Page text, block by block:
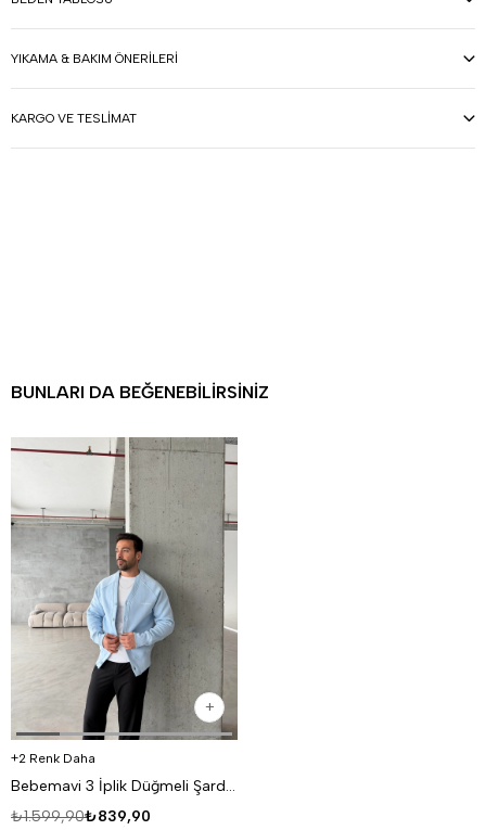
YIKAMA & BAKIM ÖNERILERI
KARGO VE TESLIMAT
BUNLARI DA BEĞENEBILIRSINIZ
2 Renk Daha
Bebemavi 3 İplik Düğmeli Şardonlu DISORDER Baskılı Hırka VS
₺839,90
₺1.599,90